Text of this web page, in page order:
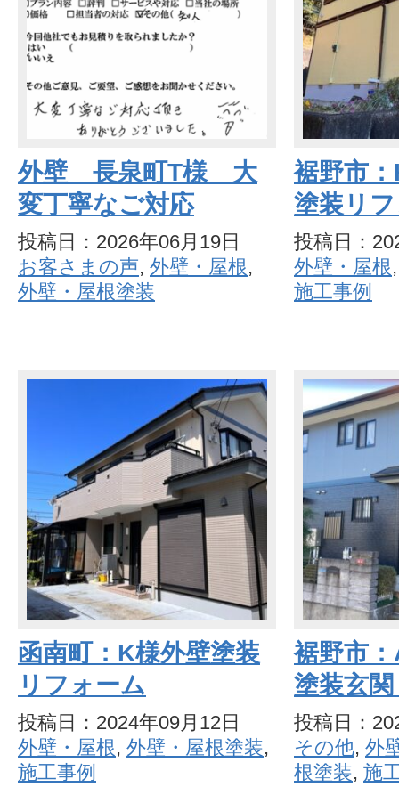
外壁 長泉町T様 大
変丁寧なご対応
投稿日：2026年06月19日
お客さまの声, 外壁・屋根,
外壁・屋根塗装
裾野市
塗装リ
投稿日：
外壁・屋根
施工事例
函南町：K様外壁塗装
リフォーム
投稿日：2024年09月12日
外壁・屋根, 外壁・屋根塗装,
施工事例
裾野市
塗装玄
投稿日：
その他, 外
根塗装, 施